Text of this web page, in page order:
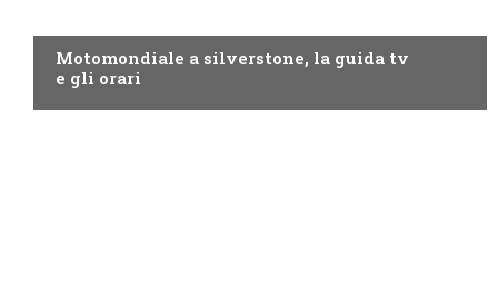
Motomondiale a silverstone, la guida tv
e gli orari